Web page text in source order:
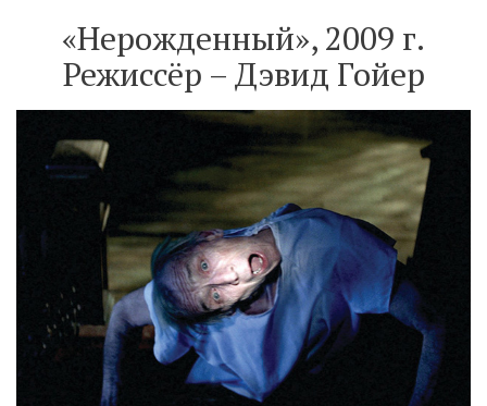
«Нерожденный», 2009 г.
Режиссёр – Дэвид Гойер